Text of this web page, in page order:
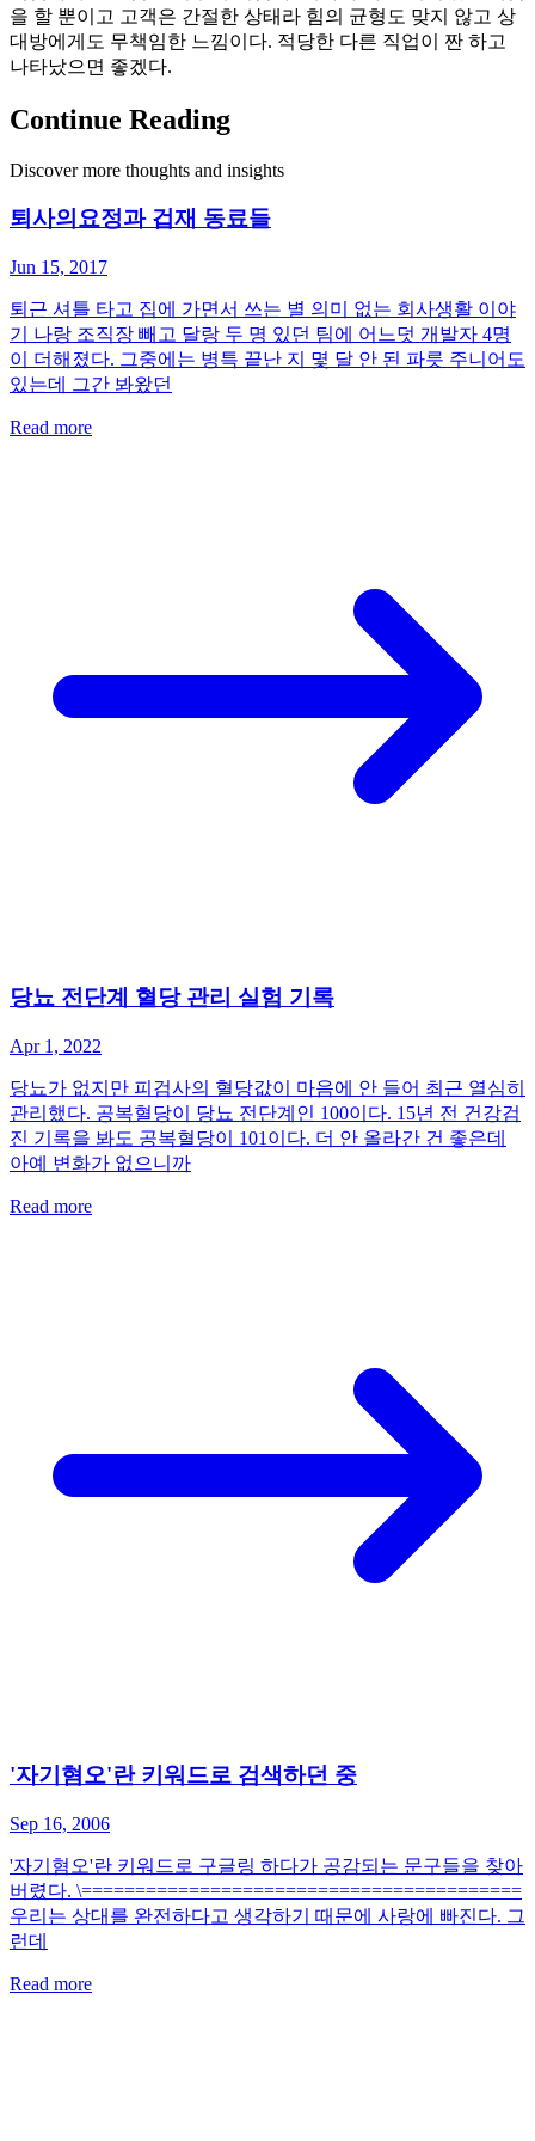
을 할 뿐이고 고객은 간절한 상태라 힘의 균형도 맞지 않고 상
대방에게도 무책임한 느낌이다. 적당한 다른 직업이 짠 하고
나타났으면 좋겠다.
Continue Reading
Discover more thoughts and insights
퇴사의요정과 겁재 동료들
Jun 15, 2017
퇴근 셔틀 타고 집에 가면서 쓰는 별 의미 없는 회사생활 이야
기 나랑 조직장 빼고 달랑 두 명 있던 팀에 어느덧 개발자 4명
이 더해졌다. 그중에는 병특 끝난 지 몇 달 안 된 파릇 주니어도
있는데 그간 봐왔던
Read more
당뇨 전단계 혈당 관리 실험 기록
Apr 1, 2022
당뇨가 없지만 피검사의 혈당값이 마음에 안 들어 최근 열심히
관리했다. 공복혈당이 당뇨 전단계인 100이다. 15년 전 건강검
진 기록을 봐도 공복혈당이 101이다. 더 안 올라간 건 좋은데
아예 변화가 없으니까
Read more
'자기혐오'란 키워드로 검색하던 중
Sep 16, 2006
'자기혐오'란 키워드로 구글링 하다가 공감되는 문구들을 찾아
버렸다. \=========================================
우리는 상대를 완전하다고 생각하기 때문에 사랑에 빠진다. 그
런데
Read more